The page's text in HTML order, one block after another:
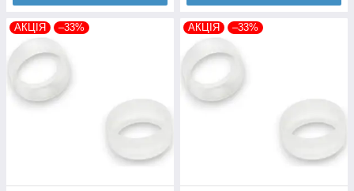
АКЦІЯ –33% АКЦІЯ –33%